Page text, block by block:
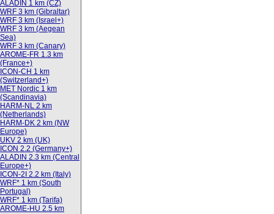
ALADIN 1 km (CZ)
WRF 3 km (Gibraltar)
WRF 3 km (Israel+)
WRF 3 km (Aegean
Sea)
WRF 3 km (Canary)
AROME-FR 1.3 km
(France+)
ICON-CH 1 km
(Switzerland+)
MET Nordic 1 km
(Scandinavia)
HARM-NL 2 km
(Netherlands)
HARM-DK 2 km (NW
Europe)
UKV 2 km (UK)
ICON 2.2 (Germany+)
ALADIN 2.3 km (Central
Europe+)
ICON-2I 2.2 km (Italy)
WRF* 1 km (South
Portugal)
WRF* 1 km (Tarifa)
AROME-HU 2.5 km